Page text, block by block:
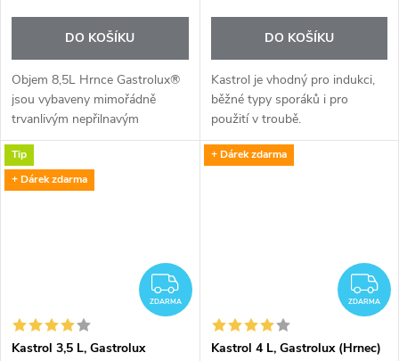
DO KOŠÍKU
Objem 8,5L Hrnce Gastrolux®
jsou vybaveny mimořádně
trvanlivým nepřilnavým
povrchem BIOTAN®, který
umožňuje zdravé vaření bez
tuku. Pokrmy můžete
DO KOŠÍKU
Kastrol je vhodný pro indukci,
běžné typy sporáků i pro
použití v troubě.
Tip
+ Dárek zdarma
ZDARMA
ZDARMA
Kastrol 3,5 L, Gastrolux
+ Dárek zdarma
ZDARMA
Kastrol 4 L, Gastrolux (Hrnec)